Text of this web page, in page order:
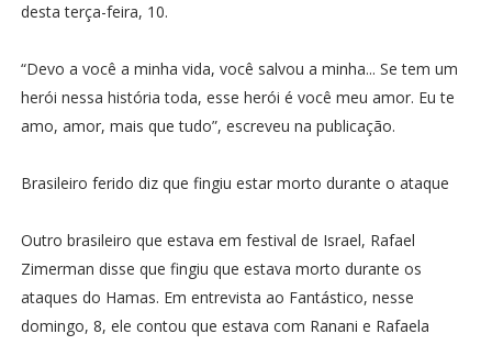
desta terça-feira, 10.
“Devo a você a minha vida, você salvou a minha... Se tem um
herói nessa história toda, esse herói é você meu amor. Eu te
amo, amor, mais que tudo”, escreveu na publicação.
Brasileiro ferido diz que fingiu estar morto durante o ataque
Outro brasileiro que estava em festival de Israel, Rafael
Zimerman disse que fingiu que estava morto durante os
ataques do Hamas. Em entrevista ao Fantástico, nesse
domingo, 8, ele contou que estava com Ranani e Rafaela